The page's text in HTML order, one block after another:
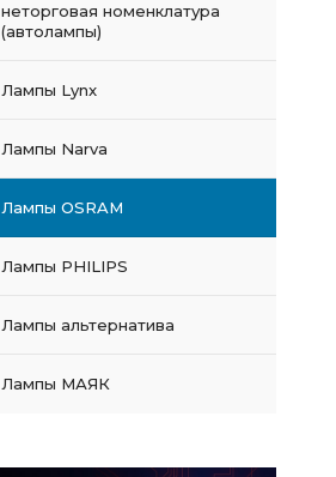
неторговая номенклатура
(автолампы)
Лампы Lynx
Лампы Narva
Лампы OSRAM
Лампы PHILIPS
Лампы альтернатива
Лампы МАЯК